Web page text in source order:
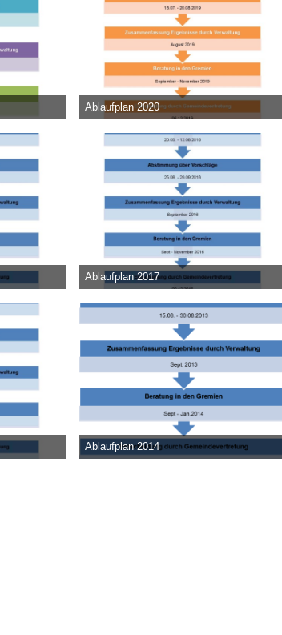
Ablaufplan 2020
Admin-17. Juni 2019
35.148
0 0
Ablaufplan 2017
Admin-18. August 2016
26.613
0 0
Ablaufplan 2014
Tech-Admin -5. August 2013